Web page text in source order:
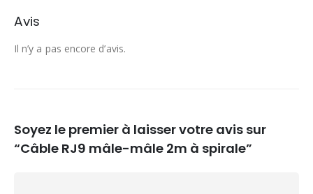
Avis
Il n’y a pas encore d’avis.
Soyez le premier à laisser votre avis sur
“Câble RJ9 mâle-mâle 2m à spirale”